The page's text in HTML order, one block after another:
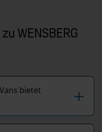
WENSBERG
bietet